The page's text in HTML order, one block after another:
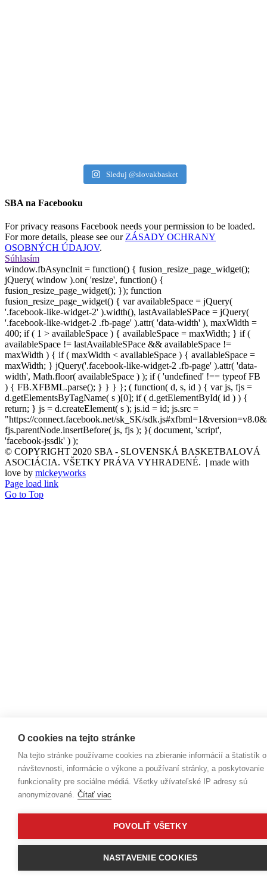
Sleduj @slovakbasket
SBA na Facebooku
For privacy reasons Facebook needs your permission to be loaded.
For more details, please see our ZÁSADY OCHRANY
OSOBNÝCH ÚDAJOV.
Súhlasím
window.fbAsyncInit = function() { fusion_resize_page_widget();
jQuery( window ).on( 'resize', function() {
fusion_resize_page_widget(); }); function
fusion_resize_page_widget() { var availableSpace = jQuery(
'.facebook-like-widget-2' ).width(), lastAvailableSPace = jQuery(
'.facebook-like-widget-2 .fb-page' ).attr( 'data-width' ), maxWidth =
400; if ( 1 > availableSpace ) { availableSpace = maxWidth; } if (
availableSpace != lastAvailableSPace && availableSpace !=
maxWidth ) { if ( maxWidth < availableSpace ) { availableSpace =
maxWidth; } jQuery('.facebook-like-widget-2 .fb-page' ).attr( 'data-
width', Math.floor( availableSpace ) ); if ( 'undefined' !== typeof FB
) { FB.XFBML.parse(); } } } }; ( function( d, s, id ) { var js, fjs =
d.getElementsByTagName( s )[0]; if ( d.getElementById( id ) ) {
return; } js = d.createElement( s ); js.id = id; js.src =
"https://connect.facebook.net/sk_SK/
fjs.parentNode.insertBefore( js, fjs ); }( document, 'script',
'facebook-jssdk' ) );
© COPYRIGHT 2020 SBA - SLOVENSKÁ BASKETBALOVÁ
ASOCIÁCIA. VŠETKY PRÁVA VYHRADENÉ. | made with
love by mickeyworks
Page load link
Go to Top
O cookies na tejto stránke
Na tejto stránke používame cookies na zbieranie informácií a štatistík o
návštevnosti, informácie o výkone a používaní stránky, a poskytovanie
funkcionality pre sociálne médiá. Všetky užívateľské IP adresy sú
anonymizované. Čítať viac
POVOLIŤ VŠETKY
NASTAVENIE COOKIES